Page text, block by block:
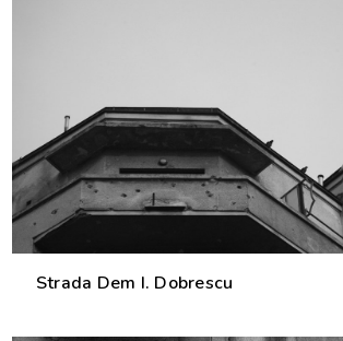
Strada Dem I. Dobrescu